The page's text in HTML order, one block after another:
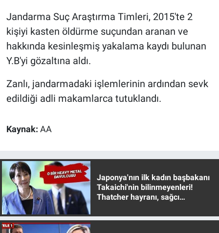
Jandarma Suç Araştırma Timleri, 2015'te 2
kişiyi kasten öldürme suçundan aranan ve
hakkında kesinleşmiş yakalama kaydı bulunan
Y.B'yi gözaltına aldı.
Zanlı, jandarmadaki işlemlerinin ardından sevk
edildiği adli makamlarca tutuklandı.
Kaynak: AA
Japonya'nın ilk kadın başbakanı
Takaichi'nin bilinmeyenleri!
Thatcher hayranı, sağcı
Kültür Sanat
Ne demişti
Nedir
Popüler
Programlar
Spor
Teknoloji
Türkiye'nin Geleceği